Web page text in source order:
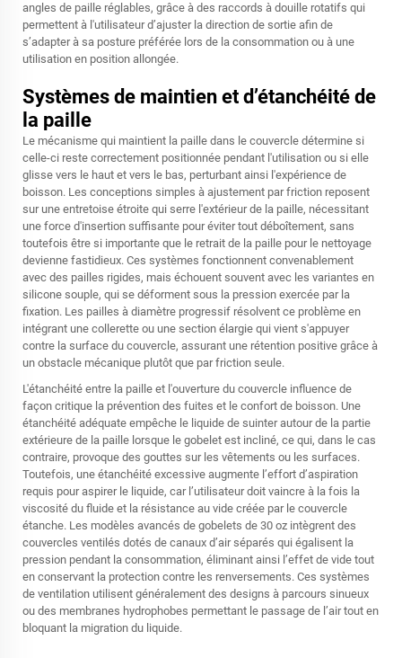
angles de paille réglables, grâce à des raccords à douille rotatifs qui
permettent à l'utilisateur d’ajuster la direction de sortie afin de
s’adapter à sa posture préférée lors de la consommation ou à une
utilisation en position allongée.
Systèmes de maintien et d’étanchéité de
la paille
Le mécanisme qui maintient la paille dans le couvercle détermine si
celle-ci reste correctement positionnée pendant l'utilisation ou si elle
glisse vers le haut et vers le bas, perturbant ainsi l'expérience de
boisson. Les conceptions simples à ajustement par friction reposent
sur une entretoise étroite qui serre l'extérieur de la paille, nécessitant
une force d'insertion suffisante pour éviter tout déboîtement, sans
toutefois être si importante que le retrait de la paille pour le nettoyage
devienne fastidieux. Ces systèmes fonctionnent convenablement
avec des pailles rigides, mais échouent souvent avec les variantes en
silicone souple, qui se déforment sous la pression exercée par la
fixation. Les pailles à diamètre progressif résolvent ce problème en
intégrant une collerette ou une section élargie qui vient s'appuyer
contre la surface du couvercle, assurant une rétention positive grâce à
un obstacle mécanique plutôt que par friction seule.
L'étanchéité entre la paille et l'ouverture du couvercle influence de
façon critique la prévention des fuites et le confort de boisson. Une
étanchéité adéquate empêche le liquide de suinter autour de la partie
extérieure de la paille lorsque le gobelet est incliné, ce qui, dans le cas
contraire, provoque des gouttes sur les vêtements ou les surfaces.
Toutefois, une étanchéité excessive augmente l’effort d’aspiration
requis pour aspirer le liquide, car l’utilisateur doit vaincre à la fois la
viscosité du fluide et la résistance au vide créée par le couvercle
étanche. Les modèles avancés de gobelets de 30 oz intègrent des
couvercles ventilés dotés de canaux d’air séparés qui égalisent la
pression pendant la consommation, éliminant ainsi l’effet de vide tout
en conservant la protection contre les renversements. Ces systèmes
de ventilation utilisent généralement des designs à parcours sinueux
ou des membranes hydrophobes permettant le passage de l’air tout en
bloquant la migration du liquide.